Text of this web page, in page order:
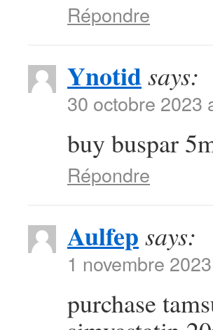
Répondre
Ynotidsays:
30 octobre 2023
buy buspar
Répondre
Aulfep says:
1 novembre
purchase